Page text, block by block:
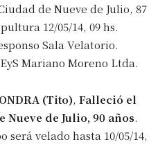
de Nueve de Julio, 87
12/05/14, 09 hs.
Sala Velatorio.
Mariano Moreno Ltda.
(Tito), Falleció el
Nueve de Julio, 90 años.
será velado hasta 10/05/14,